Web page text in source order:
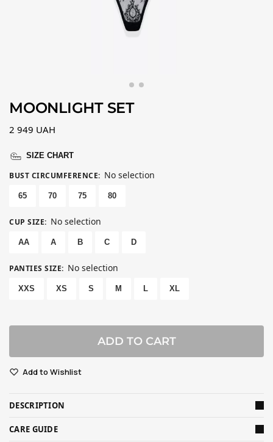
MOONLIGHT SET
2 949 UAH
SIZE CHART
BUST CIRCUMFERENCE: No selection
65 70 75 80
CUP SIZE: No selection
AA A B C D
PANTIES SIZE: No selection
XXS XS S M L XL
ADD TO CART
Add to Wishlist
DESCRIPTION
CARE GUIDE